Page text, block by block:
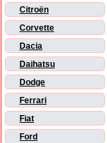
Citroën
Corvette
Dacia
Daihatsu
Dodge
Ferrari
Fiat
Ford